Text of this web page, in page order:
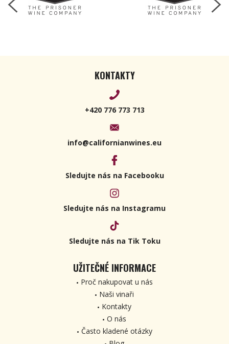
KONTAKTY
+420 776 773 713
info@californianwines.eu
Sledujte nás na Facebooku
Sledujte nás na Instagramu
Sledujte nás na Tik Toku
UŽITEČNÉ INFORMACE
Proč nakupovat u nás
Naši vinaři
Kontakty
O nás
Často kladené otázky